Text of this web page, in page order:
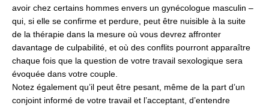
avoir chez certains hommes envers un gynécologue masculin –
qui, si elle se confirme et perdure, peut être nuisible à la suite
de la thérapie dans la mesure où vous devrez affronter
davantage de culpabilité, et où des conflits pourront apparaître
chaque fois que la question de votre travail sexologique sera
évoquée dans votre couple.
Notez également qu’il peut être pesant, même de la part d’un
conjoint informé de votre travail et l’acceptant, d’entendre